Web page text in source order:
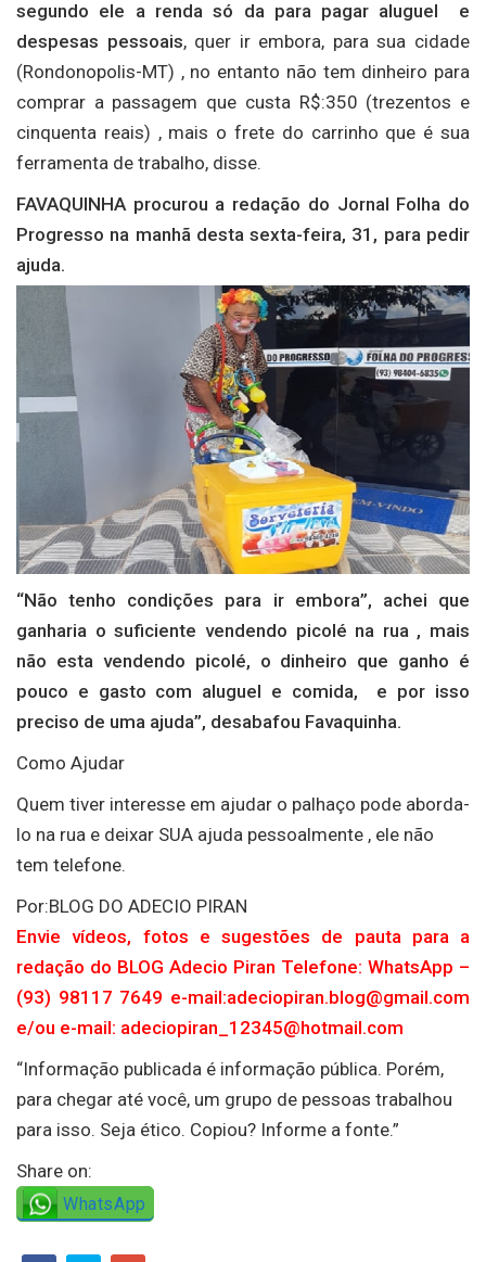
segundo ele a renda só da para pagar aluguel e
despesas pessoais, quer ir embora, para sua cidade
(Rondonopolis-MT) , no entanto não tem dinheiro para
comprar a passagem que custa R$:350 (trezentos e
cinquenta reais) , mais o frete do carrinho que é sua
ferramenta de trabalho, disse.
FAVAQUINHA procurou a redação do Jornal Folha do
Progresso na manhã desta sexta-feira, 31, para pedir
ajuda.
“Não tenho condições para ir embora”, achei que
ganharia o suficiente vendendo picolé na rua , mais
não esta vendendo picolé, o dinheiro que ganho é
pouco e gasto com aluguel e comida, e por isso
preciso de uma ajuda”, desabafou Favaquinha.
Como Ajudar
Quem tiver interesse em ajudar o palhaço pode aborda-
lo na rua e deixar SUA ajuda pessoalmente , ele não
tem telefone.
Por:BLOG DO ADECIO PIRAN
Envie vídeos, fotos e sugestões de pauta para a
redação do BLOG Adecio Piran Telefone: WhatsApp –
(93) 98117 7649 e-mail:adeciopiran.blog@gmail.com
e/ou e-mail: adeciopiran_12345@hotmail.com
“Informação publicada é informação pública. Porém,
para chegar até você, um grupo de pessoas trabalhou
para isso. Seja ético. Copiou? Informe a fonte.”
Share on:
WhatsApp